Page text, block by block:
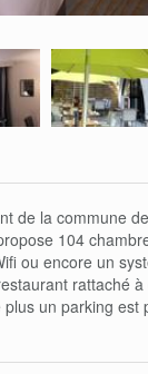
de la commune
104
ou encore un
rattaché
un parking est